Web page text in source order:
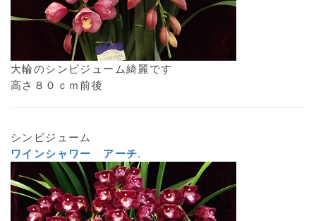
大輪のシンビジューム綺麗です
高さ８０ｃｍ前後
シンビジューム
ワインシャワー アーチ.